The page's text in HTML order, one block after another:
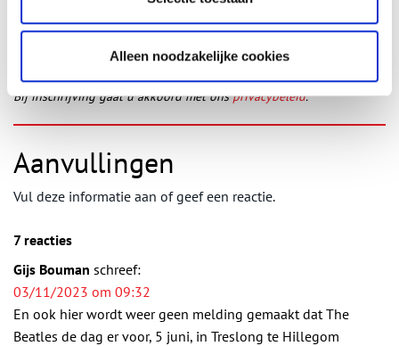
Alleen noodzakelijke cookies
Bij inschrijving gaat u akkoord met onsprivacybeleid.
Aanvullingen
Vul deze informatie aan of geef een reactie.
7 reacties
Gijs Bouman schreef:
03/11/2023 om 09:32
En ook hier wordt weer geen melding gemaakt dat The
Beatles de dag er voor, 5 juni, in Treslong te Hillegom